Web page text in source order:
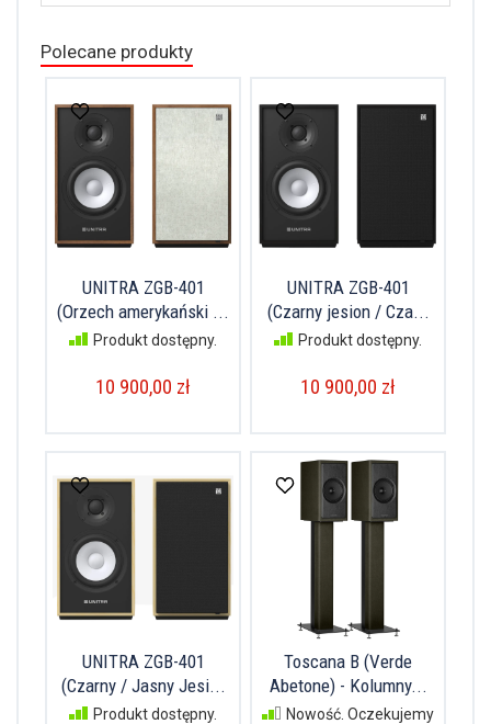
Polecane produkty
UNITRA ZGB-401
(Orzech amerykański ...
Produkt dostępny.
10 900,00 zł
UNITRA ZGB-401
(Czarny jesion / Cza...
Produkt dostępny.
10 900,00 zł
UNITRA ZGB-401
(Czarny / Jasny Jesi...
Produkt dostępny.
Toscana B (Verde
Abetone) - Kolumny...
Nowość. Oczekujemy